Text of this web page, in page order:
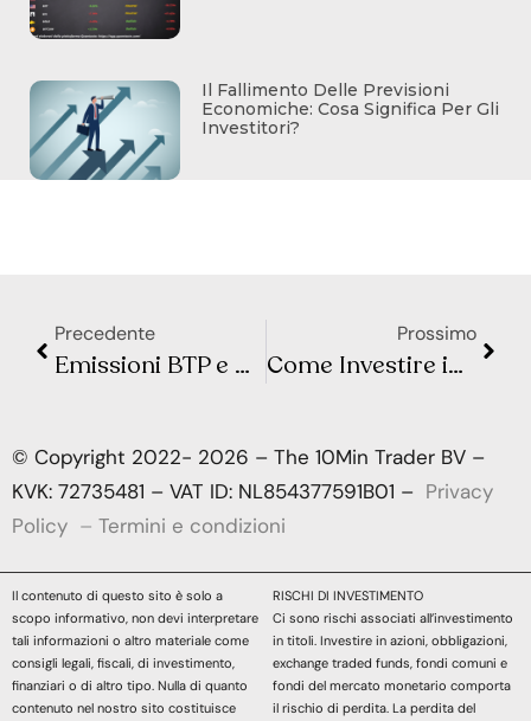
Il Fallimento Delle Previsioni
Economiche: Cosa Significa Per Gli
Investitori?
Precedente
Emissioni BTP e CCTeu del 30 Maggio 2024: Tutto Quello che Devi Sapere
Prossimo
Come Investire in Arte: Strategie Innovative e Consigli Pratici
© Copyright 2022- 2026 – The 10Min Trader BV –
KVK: 72735481 – VAT ID: NL854377591B01 – Privacy
Policy – Termini e condizioni
Il contenuto di questo sito è solo a
scopo informativo, non devi interpretare
tali informazioni o altro materiale come
consigli legali, fiscali, di investimento,
finanziari o di altro tipo. Nulla di quanto
contenuto nel nostro sito costituisce
RISCHI DI INVESTIMENTO
Ci sono rischi associati all’investimento
in titoli. Investire in azioni, obbligazioni,
exchange traded funds, fondi comuni e
fondi del mercato monetario comporta
il rischio di perdita. La perdita del